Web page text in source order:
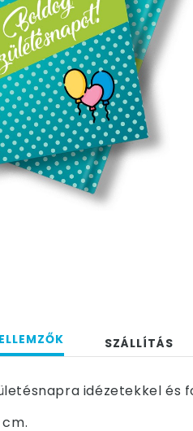
SZÁLLÍTÁS
idézetekkel és
cm.